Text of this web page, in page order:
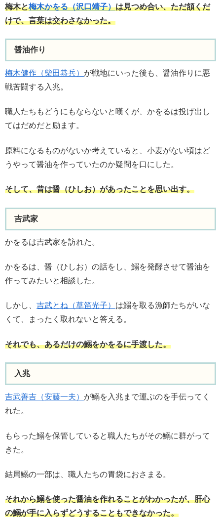
梅木と梅木かをる（沢口靖子）は見つめ合い、ただ頷くだ
けで、言葉は交わさなかった。
醤油作り
梅木健作（柴田恭兵） が戦地にいった後も、醤油作りに悪
戦苦闘する入兆。
職人たちもどうにもならないと嘆くが、かをるは投げ出し
てはだめだと励ます。
原料になるものがないか考えていると、小麦がない頃はど
うやって醤油を作っていたのか疑問を口にした。
そして、昔は醤（ひしお）があったことを思い出す。
吉武家
かをるは吉武家を訪れた。
かをるは、醤（ひしお）の話をし、鰯を発酵させて醤油を
作ってみたいと相談した。
しかし、 吉武とね（草笛光子） は鰯を取る漁師たちがいな
くて、まったく取れないと答える。
それでも、あるだけの鰯をかをるに手渡した。
入兆
吉武善吉（安藤一夫） が鰯を入兆まで運ぶのを手伝ってく
れた。
もらった鰯を保管していると職人たちがその鰯に群がって
きた。
結局鰯の一部は、職人たちの胃袋におさまる。
それから鰯を使った醤油を作れることがわかったが、肝心
の鰯が手に入らずどうすることもできなかった。